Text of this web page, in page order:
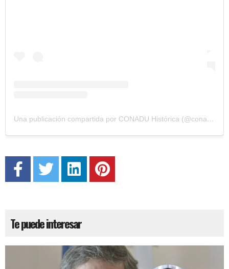
Una publicación compartida por CONADU Histórica (@conaduhistorica)
Te puede interesar